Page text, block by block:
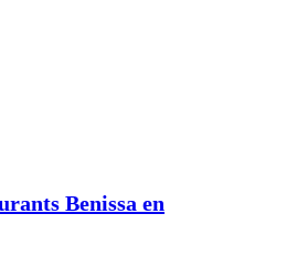
Benissa en